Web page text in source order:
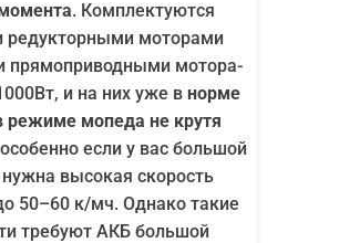
. Ком­плек­ту­ют­ся
редук­тор­ны­ми мото­ра­ми
пря­мо­при­вод­ны­ми мото­ра­
и на них уже в нор­ме
режи­ме мопе­да не кру­тя
осо­бен­но если у вас боль­шой
нуж­на высо­кая ско­рость
50–60 к/​мч. Одна­ко такие
тре­бу­ют АКБ боль­шой